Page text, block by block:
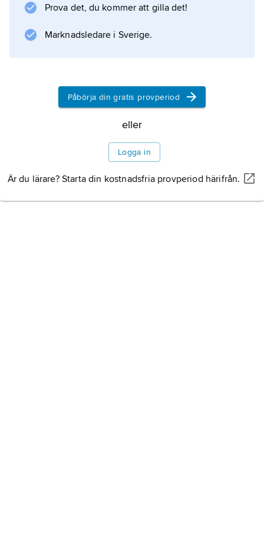
och
Ville Basse
Information om artikeln
Prova det, du kommer att gilla det!
Marknadsledare i Sverige.
Påbörja din gratis provperiod
eller
Logga in
Är du lärare? Starta din kostnadsfria provperiod härifrån.